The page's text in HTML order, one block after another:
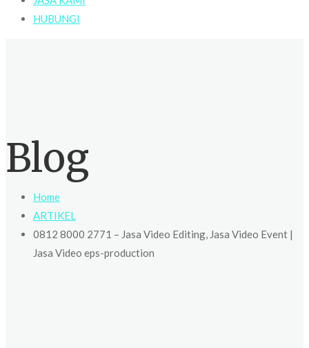
HUBUNGI
Blog
Home
ARTIKEL
0812 8000 2771 – Jasa Video Editing, Jasa Video Event |
Jasa Video eps-production